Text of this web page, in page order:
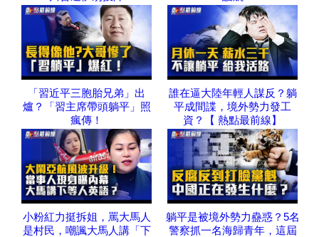
「習近平三胞胎兄弟」出
爐？「習主席帶頭躺平」照
瘋傳！
誰在逼大陸年輕人謀反？躺
平成間諜，境外勢力發工
資？【 熱點最前線】
小粉紅力挺拆姐，罵大馬人
是村民，嘲諷大馬人講「下
躺平是被境外勢力蠱惑？5名
警察抓一名海歸青年，這屆